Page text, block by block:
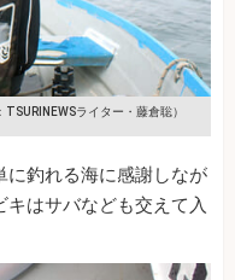
TSURINEWSライター・藤倉聡）
に釣れる海に感謝しなが
はサバなども交えて入